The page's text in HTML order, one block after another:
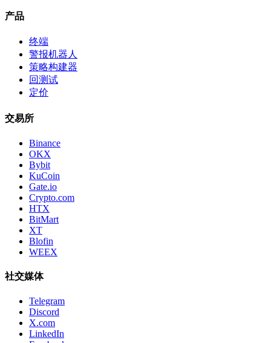
产品
终端
警报机器人
策略构建器
回测试
定价
交易所
Binance
OKX
Bybit
KuCoin
Gate.io
Crypto.com
HTX
BitMart
XT
Blofin
WEEX
社交媒体
Telegram
Discord
X.com
LinkedIn